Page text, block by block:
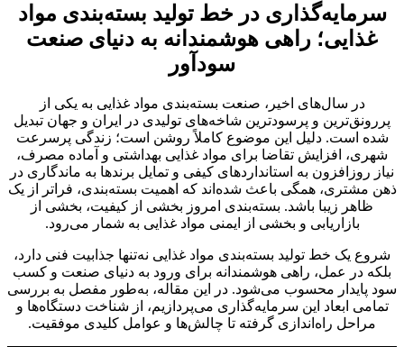
سرمایه‌گذاری در خط تولید بسته‌بندی مواد
غذایی؛ راهی هوشمندانه به دنیای صنعت
سودآور
در سال‌های اخیر، صنعت بسته‌بندی مواد غذایی به یکی از
پررونق‌ترین و پرسودترین شاخه‌های تولیدی در ایران و جهان تبدیل
شده است. دلیل این موضوع کاملاً روشن است؛ زندگی پرسرعت
شهری، افزایش تقاضا برای مواد غذایی بهداشتی و آماده مصرف،
نیاز روزافزون به استانداردهای کیفی و تمایل برندها به ماندگاری در
ذهن مشتری، همگی باعث شده‌اند که اهمیت بسته‌بندی، فراتر از یک
ظاهر زیبا باشد. بسته‌بندی امروز بخشی از کیفیت، بخشی از
بازاریابی و بخشی از ایمنی مواد غذایی به شمار می‌رود.
شروع یک خط تولید بسته‌بندی مواد غذایی نه‌تنها جذابیت فنی دارد،
بلکه در عمل، راهی هوشمندانه برای ورود به دنیای صنعت و کسب
سود پایدار محسوب می‌شود. در این مقاله، به‌طور مفصل به بررسی
تمامی ابعاد این سرمایه‌گذاری می‌پردازیم، از شناخت دستگاه‌ها و
مراحل راه‌اندازی گرفته تا چالش‌ها و عوامل کلیدی موفقیت.